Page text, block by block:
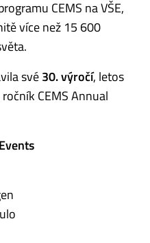
CEMS na VŠE,
více než 15 600
své30. výročí, letos
CEMS Annual